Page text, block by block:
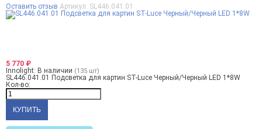
Оставить отзыв Артикул: SL446.041.01
5 770 ₽
Innolight: В наличии (135 шт)
SL446.041.01 Подсветка для картин ST-Luce Черный/Черный LED 1*8W
Кол-во: